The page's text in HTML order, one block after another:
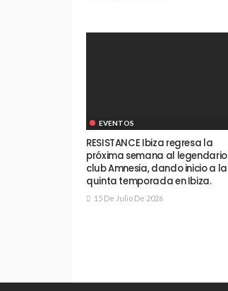
EVENTOS
RESISTANCE Ibiza regresa la
próxima semana al legendario
club Amnesia, dando inicio a la
quinta temporada en Ibiza.
15 De Julio De 2026